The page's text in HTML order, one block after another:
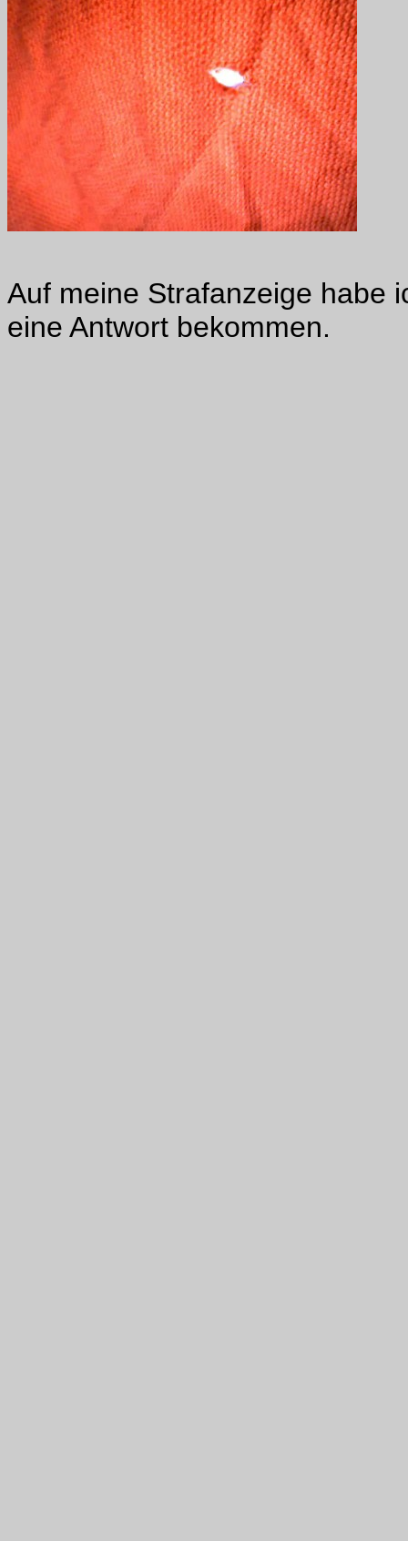
Auf meine Strafanzeige habe
eine Antwort bekommen.